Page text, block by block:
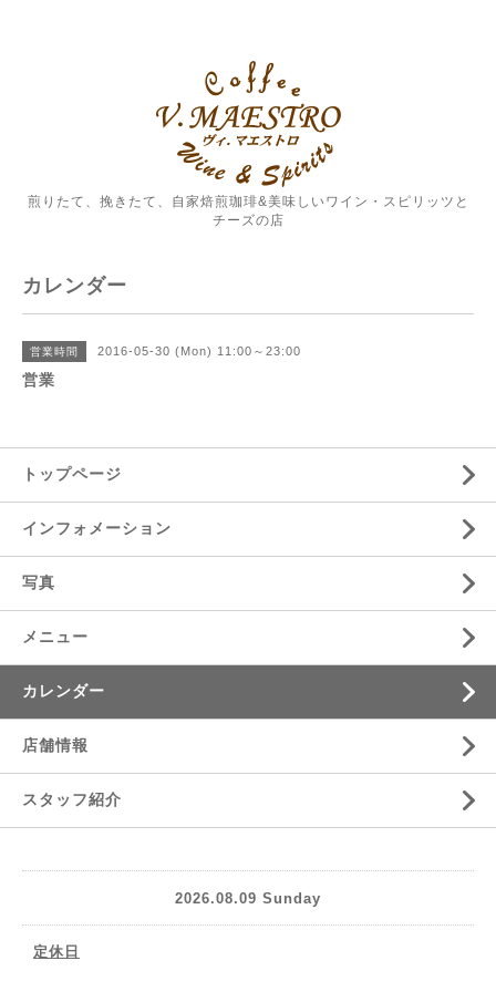
煎りたて、挽きたて、自家焙煎珈琲&美味しいワイン・スピリッツと
チーズの店
カレンダー
営業時間 2016-05-30 (Mon) 11:00～23:00
営業
トップページ
インフォメーション
写真
メニュー
カレンダー
店舗情報
スタッフ紹介
2026.08.09 Sunday
定休日